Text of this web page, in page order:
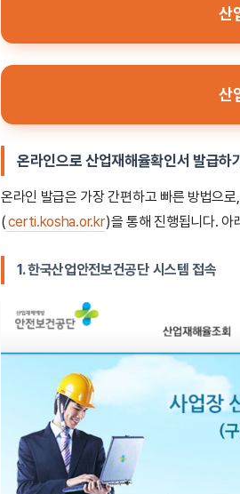
산
산
온라인으로 산업재해율확인서 발급하기
온라인 발급은 가장 간편하고 빠른 방법으
(certi.kosha.or.kr)을 통해 진행됩니다. 아
1. 한국산업안전보건공단 시스템 접속